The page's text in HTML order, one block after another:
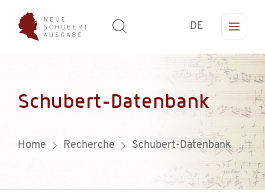
DE
Schubert-Datenbank
Home Recherche Schubert-Datenbank